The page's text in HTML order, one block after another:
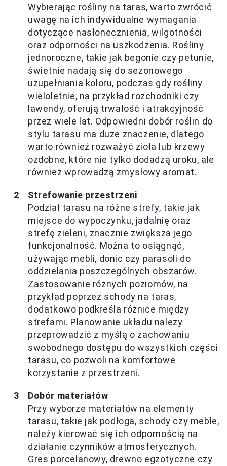
Wybierając rośliny na taras, warto zwrócić
uwagę na ich indywidualne wymagania
dotyczące nasłonecznienia, wilgotności
oraz odporności na uszkodzenia. Rośliny
jednoroczne, takie jak begonie czy petunie,
świetnie nadają się do sezonowego
uzupełniania koloru, podczas gdy rośliny
wieloletnie, na przykład rozchodniki czy
lawendy, oferują trwałość i atrakcyjność
przez wiele lat. Odpowiedni dobór roślin do
stylu tarasu ma duże znaczenie, dlatego
warto również rozważyć zioła lub krzewy
ozdobne, które nie tylko dodadzą uroku, ale
również wprowadzą zmysłowy aromat.
Strefowanie przestrzeni
Podział tarasu na różne strefy, takie jak
miejsce do wypoczynku, jadalnię oraz
strefę zieleni, znacznie zwiększa jego
funkcjonalność. Można to osiągnąć,
używając mebli, donic czy parasoli do
oddzielania poszczególnych obszarów.
Zastosowanie różnych poziomów, na
przykład poprzez schody na taras,
dodatkowo podkreśla różnice między
strefami. Planowanie układu należy
przeprowadzić z myślą o zachowaniu
swobodnego dostępu do wszystkich części
tarasu, co pozwoli na komfortowe
korzystanie z przestrzeni.
Dobór materiałów
Przy wyborze materiałów na elementy
tarasu, takie jak podłoga, schody czy meble,
należy kierować się ich odpornością na
działanie czynników atmosferycznych.
Gres porcelanowy, drewno egzotyczne czy